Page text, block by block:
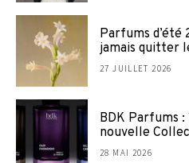
Parfums d’été
jamais quitter
27 JUILLET 2026
BDK Parfums
nouvelle
28 MAI 2026